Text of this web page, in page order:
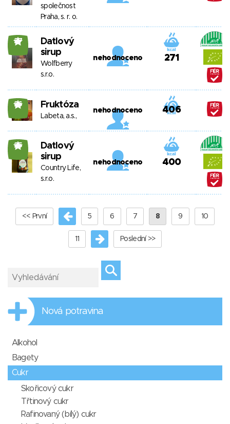
společnost
Praha, s. r. o.
27
Datlový
sirup
Wolfberry
s.r.o.
nehodnoceno 271
26 Fruktóza
Labeta, a.s.,
nehodnoceno 406
25
Datlový
sirup
Country Life,
s.r.o.
nehodnoceno 400
<< První 5 6 7 8 9 10
11 Poslední >>
Nová potravina
Alkohol
Bagety
Cukr
Skořicový cukr
Třtinový cukr
Rafinovaný (bílý) cukr